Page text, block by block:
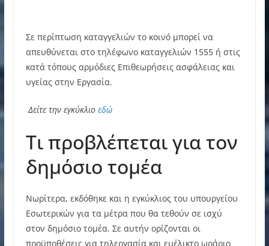
Σε περίπτωση καταγγελιών το κοινό μπορεί να
απευθύνεται στο τηλέφωνο καταγγελιών 1555 ή στις
κατά τόπους αρμόδιες Επιθεωρήσεις ασφάλειας και
υγείας στην Εργασία.
Δείτε την εγκύκλιο εδώ
Τι προβλέπεται για τον
δημόσιο τομέα
Νωρίτερα, εκδόθηκε και η εγκύκλιος του υπουργείου
Εσωτερικών για τα μέτρα που θα τεθούν σε ισχύ
στον δημόσιο τομέα. Σε αυτήν ορίζονται οι
προϋποθέσεις για τηλεργασία και ευέλικτο ωράριο